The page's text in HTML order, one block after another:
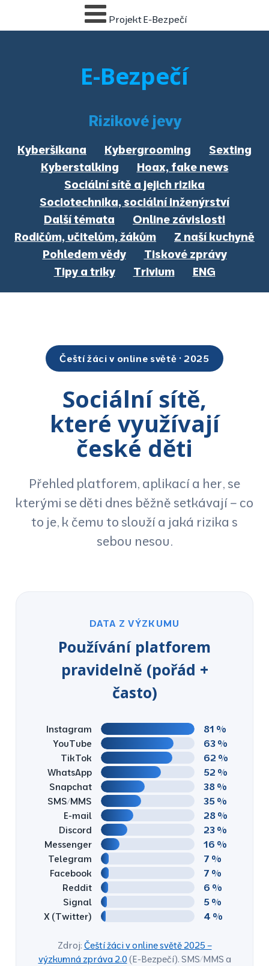
Projekt E-Bezpečí
E-Bezpečí
Rizikové jevy
Kyberšikana Kybergrooming
Sexting
Kyberstalking
Hoax, fake news
Sociální sítě a jejich rizika
Sociotechnika, sociální inženýrství
Další témata
Online závislosti
Rodičům, učitelům, žákům
Z naší kuchyně
Pohledem vědy
Tiskové zprávy
Tipy a triky
Trivium ENG
Čeští žáci v online světě · 2025
Sociální sítě,
které využívají
české děti
Přehled platforem, aplikací a her, se
kterými se děti dnes běžně setkávají – co
to je, k čemu to slouží a jaká rizika s
sebou nesou.
DATA Z VÝZKUMU
Používání platforem
pravidelně (pořád +
často)
Instagram 81 %
YouTube 63 %
TikTok 62 %
WhatsApp 52 %
Snapchat 38 %
SMS/MMS 35 %
E-mail 28 %
Discord 23 %
Messenger 16 %
Telegram 7 %
Facebook 7 %
Reddit 6 %
Signal 5 %
X (Twitter) 4 %
Zdroj: Čeští žáci v online světě 2025 –
výzkumná zpráva 2.0 (E-Bezpečí). SMS/MMS a